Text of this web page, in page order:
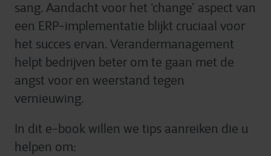
sang. Aandacht voor het ‘change’ aspect van
een ERP-implementatie blijkt cruciaal voor
het succes ervan. Verandermanagement
helpt bedrijven beter om te gaan met de
angst voor en weerstand tegen
vernieuwing.
In dit e-book willen we tips aanreiken die u
helpen om: